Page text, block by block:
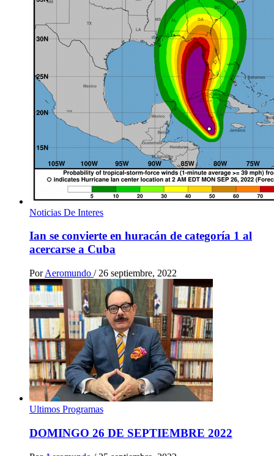
Noticias De Interes
Ian se convierte en huracán de categoría 1 al
acercarse a Cuba
Por Aeromundo / 26 septiembre, 2022
Ultimos Programas
DOMINGO 26 DE SEPTIEMBRE 2022